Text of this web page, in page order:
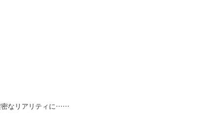
密なリアリティに……